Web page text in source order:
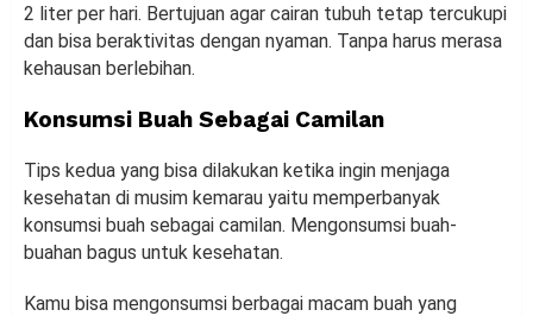
2 liter per hari. Bertujuan agar cairan tubuh tetap tercukupi
dan bisa beraktivitas dengan nyaman. Tanpa harus merasa
kehausan berlebihan.
Konsumsi Buah Sebagai Camilan
Tips kedua yang bisa dilakukan ketika ingin menjaga
kesehatan di musim kemarau yaitu memperbanyak
konsumsi buah sebagai camilan. Mengonsumsi buah-
buahan bagus untuk kesehatan.
Kamu bisa mengonsumsi berbagai macam buah yang